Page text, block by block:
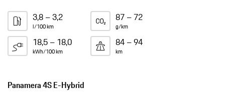
3,8 – 3,2
l/100 km
87 – 72
g/km
18,5 – 18,0
kWh/100 km
84 – 94
km
Panamera 4S E-Hybrid